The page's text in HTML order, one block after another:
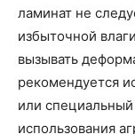
ламинат не
избыточной
вызывать
рекомендуется
или
использования